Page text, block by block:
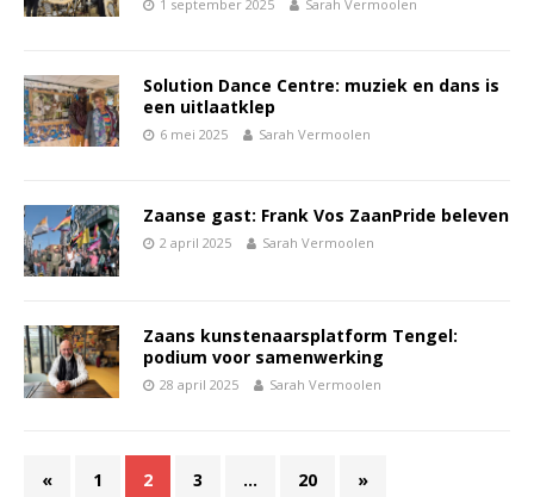
1 september 2025 Sarah Vermoolen
Solution Dance Centre: muziek en dans is
een uitlaatklep
6 mei 2025 Sarah Vermoolen
Zaanse gast: Frank Vos ZaanPride beleven
2 april 2025 Sarah Vermoolen
Zaans kunstenaarsplatform Tengel:
podium voor samenwerking
28 april 2025 Sarah Vermoolen
« 1 2 3 … 20 »